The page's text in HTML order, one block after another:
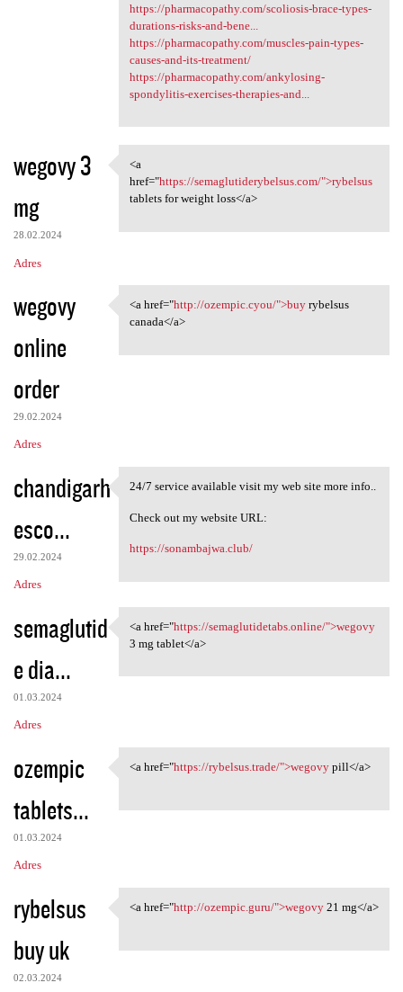
https://pharmacopathy.com/scoliosis-brace-types-
durations-risks-and-bene...
https://pharmacopathy.com/muscles-pain-types-
causes-and-its-treatment/
https://pharmacopathy.com/ankylosing-
spondylitis-exercises-therapies-and...
wegovy 3
mg
28.02.2024
Adres
<a href="https:/
<a
href="https://semaglutiderybelsus.com/">rybelsus
tablets for weight loss</a>
wegovy
online
order
29.02.2024
Adres
<a href="http://ozempic.cyou/
<a href="http://ozempic.cyou/">buyrybelsus
canada</a>
chandigarh
esco...
29.02.2024
Adres
24/7 service available visit
24/7 service available visit my web site more info..
Check out my website URL:
https://sonambajwa.club/
semaglutid
e dia...
01.03.2024
Adres
<a href="https:/
<a href="https://semaglutidetabs.online/">wegovy
3 mg tablet</a>
ozempic
tablets...
01.03.2024
Adres
<a href="https://rybelsus
<a href="https://rybelsus.trade/">wegovypill</a>
rybelsus
buy uk
02.03.2024
<a href="http://ozempic.guru/
<a href="http://ozempic.guru/">wegovy21 mg</a>